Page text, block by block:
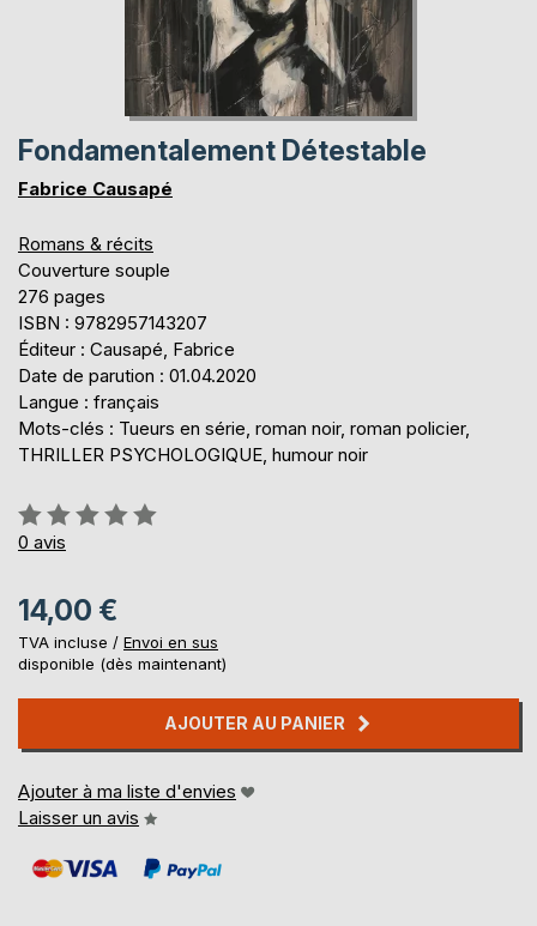
Fondamentalement Détestable
Fabrice Causapé
Romans & récits
Couverture souple
276 pages
ISBN : 9782957143207
Éditeur : Causapé, Fabrice
Date de parution : 01.04.2020
Langue : français
Mots-clés : Tueurs en série, roman noir, roman policier,
THRILLER PSYCHOLOGIQUE, humour noir
Évaluation:
0%
0 avis
14,00 €
TVA incluse / Envoi en sus
disponible (dès maintenant)
AJOUTER AU PANIER
Ajouter à ma liste d'envies
Laisser un avis